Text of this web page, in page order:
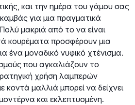
και την ημέρα του γάμου σας
για μια πραγματικά
μακριά από το να είναι
κουρέματα προσφέρουν μια
ένα μοναδικό νυφικό χτένισμα.
που αγκαλιάζουν το
χρήση λαμπερών
κοντά μαλλιά μπορεί να δείχνει
και εκλεπτυσμένη.